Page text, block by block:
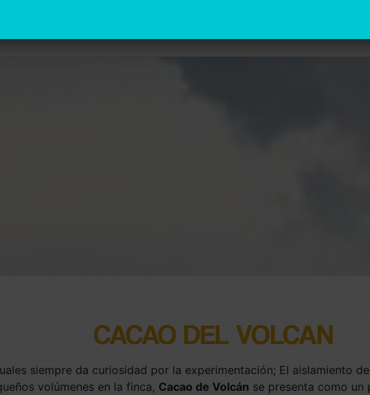
CACAO DEL VOLCAN
siempre da curiosidad por la experimentación; El aislamiento
volúmenes en la finca, Cacao de Volcán se presenta como